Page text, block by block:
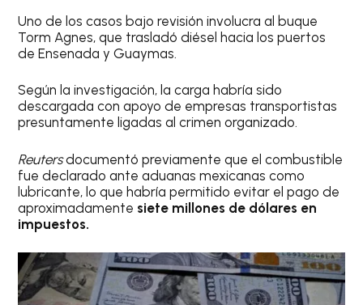
Uno de los casos bajo revisión involucra al buque
Torm Agnes, que trasladó diésel hacia los puertos
de Ensenada y Guaymas.
Según la investigación, la carga habría sido
descargada con apoyo de empresas transportistas
presuntamente ligadas al crimen organizado.
Reutersdocumentó previamente que el combustible
fue declarado ante aduanas mexicanas como
lubricante, lo que habría permitido evitar el pago de
aproximadamente siete millones de dólares en
impuestos.